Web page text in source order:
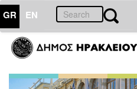
GR EN
ΠΟΛΙΤΙΣΜΟΣ
Σελίδες